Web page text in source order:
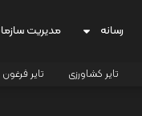
رسانه مدیریت
تایر کشاورزی تایر فرغون